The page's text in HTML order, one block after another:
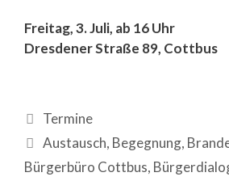
Freitag, 3. Juli, ab 16 Uhr
Dresdener Straße 89, Cottbus
Termine
Austausch, Begegnung,
Bürgerbüro Cottbus,